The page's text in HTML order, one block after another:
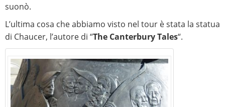
suonò.
L’ultima cosa che abbiamo visto nel tour è stata la statua
di Chaucer, l’autore di “The Canterbury Tales“.